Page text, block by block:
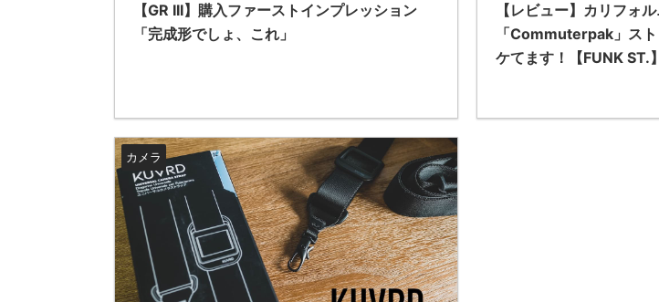
【GR III】購入ファーストインプレッション
「完成形でしょ、これ」
【レビュー】カリフォ
「Commuterpak」ス
ケてます！【FUNK ST.】
カメラ